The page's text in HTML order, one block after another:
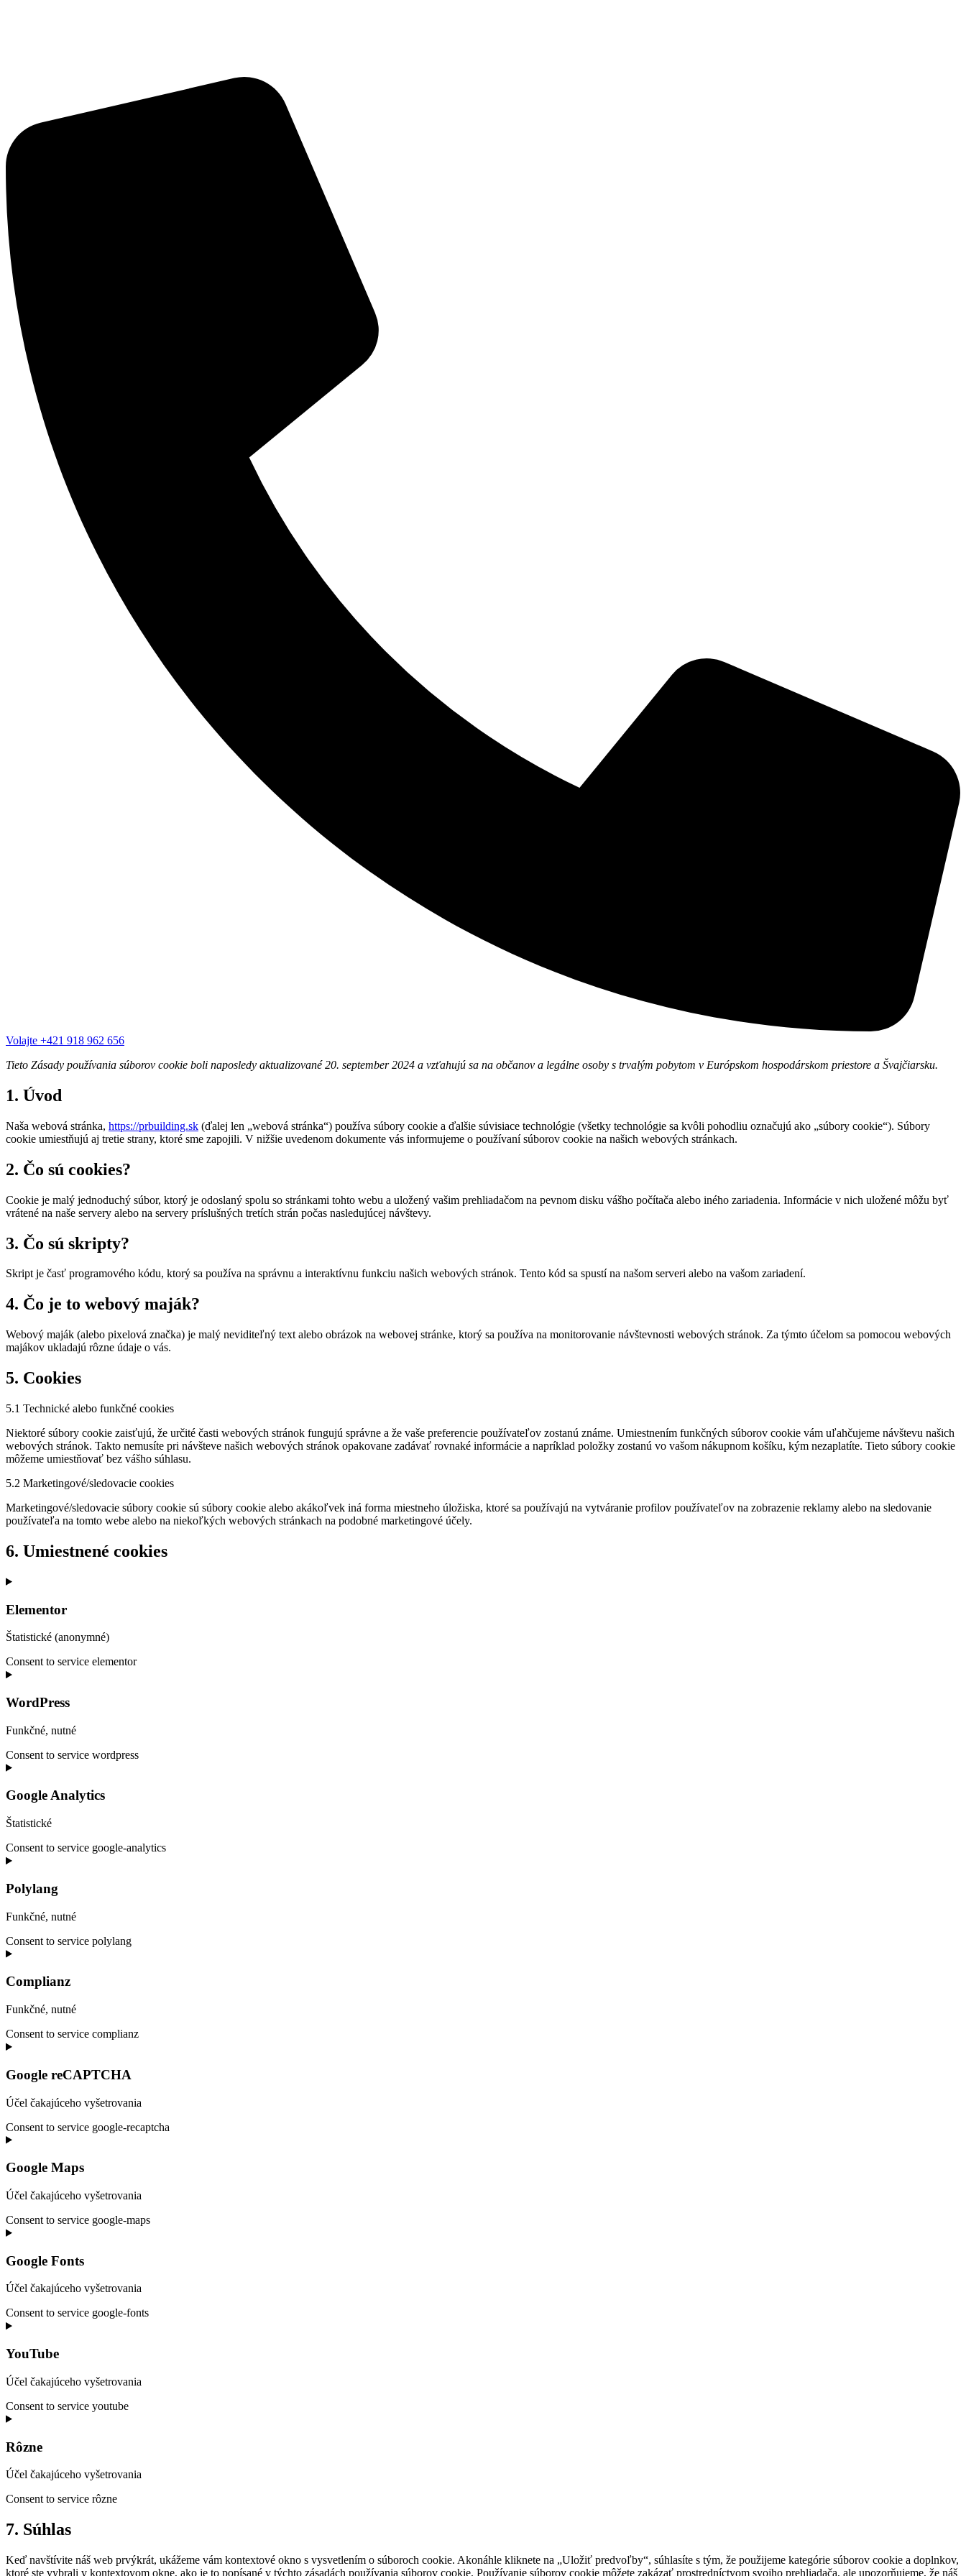
Volajte +421 918 962 656
Tieto Zásady používania súborov cookie boli naposledy aktualizované 20. september 2024 a vzťahujú sa na občanov a legálne osoby s trvalým pobytom v Európskom hospodárskom priestore a Švajčiarsku.
1. Úvod
Naša webová stránka, https://prbuilding.sk (ďalej len „webová stránka“) používa súbory cookie a ďalšie súvisiace technológie (všetky technológie sa kvôli pohodliu označujú ako „súbory cookie“). Súbory
cookie umiestňujú aj tretie strany, ktoré sme zapojili. V nižšie uvedenom dokumente vás informujeme o používaní súborov cookie na našich webových stránkach.
2. Čo sú cookies?
Cookie je malý jednoduchý súbor, ktorý je odoslaný spolu so stránkami tohto webu a uložený vašim prehliadačom na pevnom disku vášho počítača alebo iného zariadenia. Informácie v nich uložené môžu byť
vrátené na naše servery alebo na servery príslušných tretích strán počas nasledujúcej návštevy.
3. Čo sú skripty?
Skript je časť programového kódu, ktorý sa používa na správnu a interaktívnu funkciu našich webových stránok. Tento kód sa spustí na našom serveri alebo na vašom zariadení.
4. Čo je to webový maják?
Webový maják (alebo pixelová značka) je malý neviditeľný text alebo obrázok na webovej stránke, ktorý sa používa na monitorovanie návštevnosti webových stránok. Za týmto účelom sa pomocou webových
majákov ukladajú rôzne údaje o vás.
5. Cookies
5.1 Technické alebo funkčné cookies
Niektoré súbory cookie zaisťujú, že určité časti webových stránok fungujú správne a že vaše preferencie používateľov zostanú známe. Umiestnením funkčných súborov cookie vám uľahčujeme návštevu našich
webových stránok. Takto nemusíte pri návšteve našich webových stránok opakovane zadávať rovnaké informácie a napríklad položky zostanú vo vašom nákupnom košíku, kým nezaplatíte. Tieto súbory cookie
môžeme umiestňovať bez vášho súhlasu.
5.2 Marketingové/sledovacie cookies
Marketingové/sledovacie súbory cookie sú súbory cookie alebo akákoľvek iná forma miestneho úložiska, ktoré sa používajú na vytváranie profilov používateľov na zobrazenie reklamy alebo na sledovanie
používateľa na tomto webe alebo na niekoľkých webových stránkach na podobné marketingové účely.
6. Umiestnené cookies
Elementor
Štatistické (anonymné)
Consent to service elementor
WordPress
Funkčné, nutné
Consent to service wordpress
Google Analytics
Štatistické
Consent to service google-analytics
Polylang
Funkčné, nutné
Consent to service polylang
Complianz
Funkčné, nutné
Consent to service complianz
Google reCAPTCHA
Účel čakajúceho vyšetrovania
Consent to service google-recaptcha
Google Maps
Účel čakajúceho vyšetrovania
Consent to service google-maps
Google Fonts
Účel čakajúceho vyšetrovania
Consent to service google-fonts
YouTube
Účel čakajúceho vyšetrovania
Consent to service youtube
Rôzne
Účel čakajúceho vyšetrovania
Consent to service rôzne
7. Súhlas
Keď navštívite náš web prvýkrát, ukážeme vám kontextové okno s vysvetlením o súboroch cookie. Akonáhle kliknete na „Uložiť predvoľby“, súhlasíte s tým, že použijeme kategórie súborov cookie a doplnkov,
ktoré ste vybrali v kontextovom okne, ako je to popísané v týchto zásadách používania súborov cookie. Používanie súborov cookie môžete zakázať prostredníctvom svojho prehliadača, ale upozorňujeme, že náš